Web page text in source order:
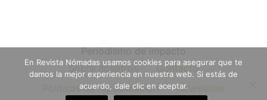
Periodismo de impacto
Sobre nosotros
Contacto
Políticas de republicación
Newsletter
En Revista Nómadas usamos cookies para asegurar que te
damos la mejor experiencia en nuestra web. Si estás de
acuerdo, dale clic en aceptar.